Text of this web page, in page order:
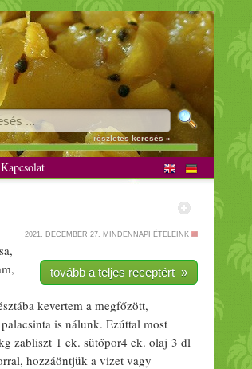
részletes keresés »
Kapcsolat
2021. DECEMBER 27. MINDENNAPI ÉTELEINK
tovább a teljes receptért »
,
kevertem a megfőzött,
palacsintais nálunk. Ezúttal most
zabliszt1 ek. sütőpor4 ek. olaj 3 dl
ral, hozzáöntjük a vizet vagy